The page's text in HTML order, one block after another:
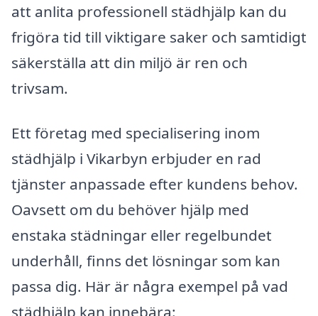
att anlita professionell städhjälp kan du
frigöra tid till viktigare saker och samtidigt
säkerställa att din miljö är ren och
trivsam.
Ett företag med specialisering inom
städhjälp i Vikarbyn erbjuder en rad
tjänster anpassade efter kundens behov.
Oavsett om du behöver hjälp med
enstaka städningar eller regelbundet
underhåll, finns det lösningar som kan
passa dig. Här är några exempel på vad
städhjälp kan innebära: